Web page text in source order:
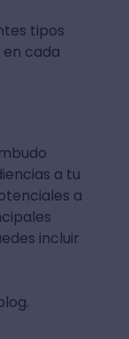
tipos
cada
a tu
a
incluir